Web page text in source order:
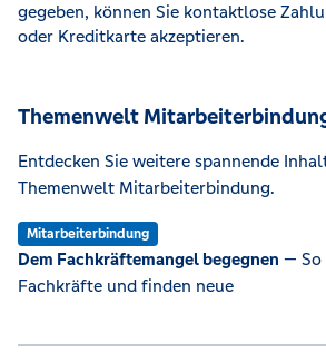
gegeben, können Sie kontaktlose
oder Kreditkarte akzeptieren.
Themenwelt
Entdecken Sie weitere spannende
Themenwelt Mitarbeiterbindung.
Mitarbeiterbindung
Dem Fachkräftemangel begegnen — So
Fachkräfte und finden neue